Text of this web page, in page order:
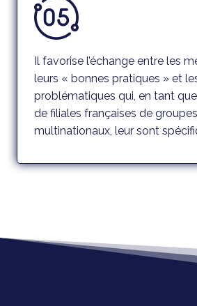
Il favorise l’échange entre les
leurs « bonnes pratiques » et
problématiques qui, en tant
de filiales françaises de groupes
multinationaux, leur sont